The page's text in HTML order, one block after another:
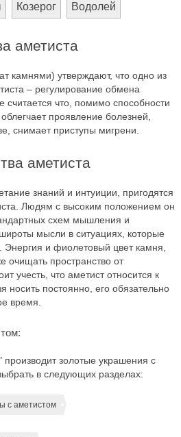
Козерог Водолей
аметиста
камнями) утверждают, что одно из
– регулирование обмена
считается что, помимо способности
проявление болезней,
снимает приступы мигрени.
аметиста
знаний и интуиции, пригодятся
Людям с высоким положением он
схем мышления и
мысли в ситуациях, которые
и фиолетовый цвет камня,
очищать пространство от
учесть, что аметист относится к
носить постоянно, его обязательно
время.
золотые украшения с
в следующих разделах:
с аметистом